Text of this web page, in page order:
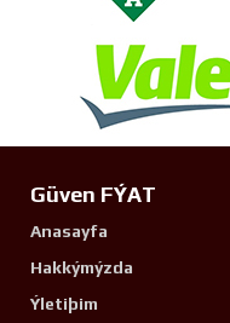
Güven FÝAT
Anasayfa
Hakkýmýzda
Ýletiþim